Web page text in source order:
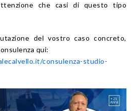
che casi di questo tipo
del vostro caso concreto,
qui:
consulenza-studio-